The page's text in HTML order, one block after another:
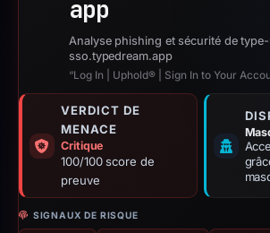
app
Analyse phishing et sécurité de
sso.typedream.app
VERDICT DE
MENACE
Critique
100/100 score de
preuve
SIGNAUX DE RISQUE